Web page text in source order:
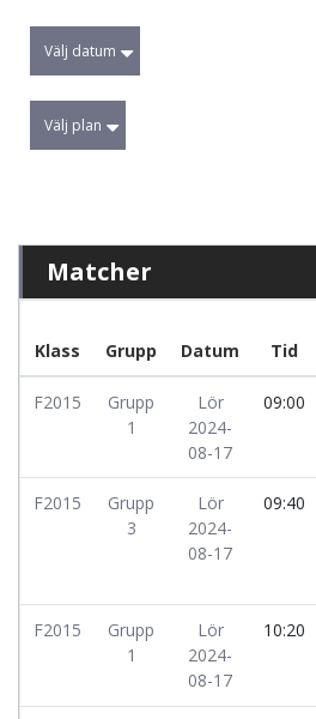
Välj datum
Välj plan
Matcher
Klass Grupp Datum Tid
F2015
Grupp
1
Lör
2024-
08-17
09:00
F2015
Grupp
3
Lör
2024-
08-17
09:40
F2015
Grupp
1
Lör
2024-
08-17
10:20